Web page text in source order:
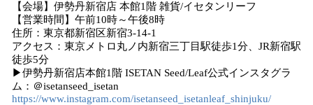
【会場】伊勢丹新宿店 本館1階 雑貨/イセタンリーフ
【営業時間】午前10時～午後8時
住所：東京都新宿区新宿3-14-1
アクセス：東京メトロ丸ノ内新宿三丁目駅徒歩1分、JR新宿駅
徒歩5分​
▶伊勢丹新宿店本館1階 ISETAN Seed/Leaf公式インスタグラ
ム：＠isetanseed_isetan
https://www.instagram.com/isetanseed_isetanleaf_shinjuku/